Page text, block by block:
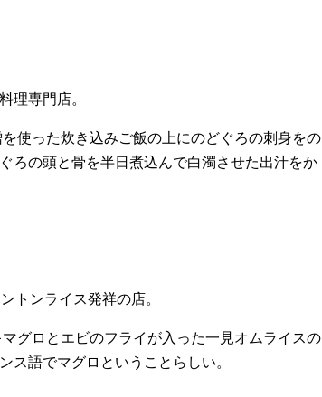
理専門店。
使った炊き込みご飯の上にのどぐろの刺身をの
ろの頭と骨を半日煮込んで白濁させた出汁をか
トンライス発祥の店。
グロとエビのフライが入った一見オムライスの
ス語でマグロということらしい。